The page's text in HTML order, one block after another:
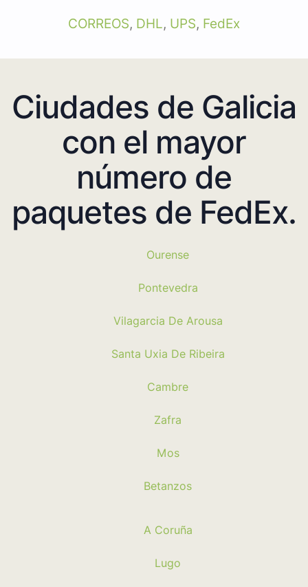
CORREOS, DHL, UPS, FedEx
Ciudades de Galicia
con el mayor
número de
paquetes de FedEx.
Ourense
Pontevedra
Vilagarcia De Arousa
Santa Uxia De Ribeira
Cambre
Zafra
Mos
Betanzos
A Coruña
Lugo